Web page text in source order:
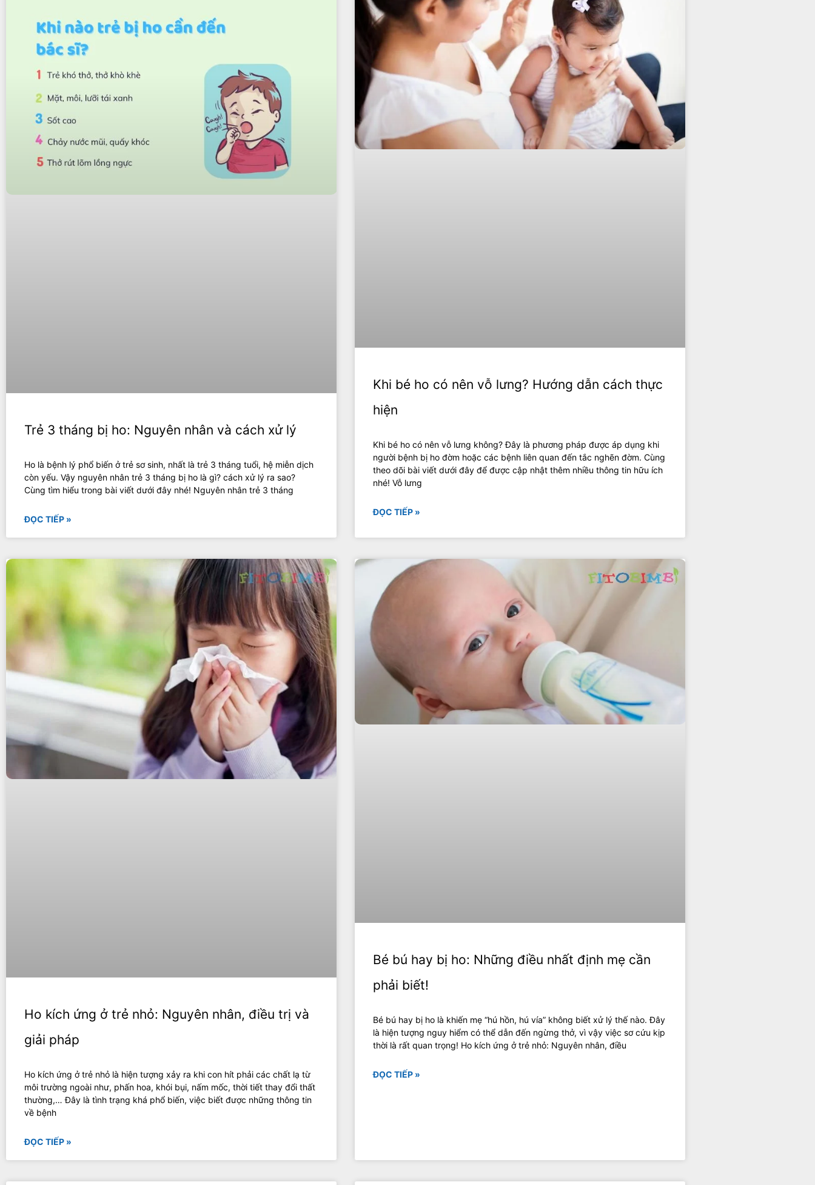
Trẻ 3 tháng bị ho: Nguyên nhân và cách xử lý
Ho là bệnh lý phổ biến ở trẻ sơ sinh, nhất là trẻ 3 tháng tuổi, hệ miễn dịch
còn yếu. Vậy nguyên nhân trẻ 3 tháng bị ho là gì? cách xử lý ra sao?
Cùng tìm hiểu trong bài viết dưới đây nhé! Nguyên nhân trẻ 3 tháng
ĐỌC TIẾP »
Khi bé ho có nên vỗ lưng? Hướng dẫn cách thực
hiện
Khi bé ho có nên vỗ lưng không? Đây là phương pháp được áp dụng khi
người bệnh bị ho đờm hoặc các bệnh liên quan đến tắc nghẽn đờm. Cùng
theo dõi bài viết dưới đây để được cập nhật thêm nhiều thông tin hữu ích
nhé! Vỗ lưng
ĐỌC TIẾP »
Ho kích ứng ở trẻ nhỏ: Nguyên nhân, điều trị và
giải pháp
Ho kích ứng ở trẻ nhỏ là hiện tượng xảy ra khi con hít phải các chất lạ từ
môi trường ngoài như, phấn hoa, khói bụi, nấm mốc, thời tiết thay đổi thất
thường,… Đây là tình trạng khá phổ biến, việc biết được những thông tin
về bệnh
ĐỌC TIẾP »
Bé bú hay bị ho: Những điều nhất định mẹ cần
phải biết!
Bé bú hay bị ho là khiến mẹ “hú hồn, hú vía” không biết xử lý thế nào. Đây
là hiện tượng nguy hiểm có thể dẫn đến ngừng thở, vì vậy việc sơ cứu kịp
thời là rất quan trọng! Ho kích ứng ở trẻ nhỏ: Nguyên nhân, điều
ĐỌC TIẾP »